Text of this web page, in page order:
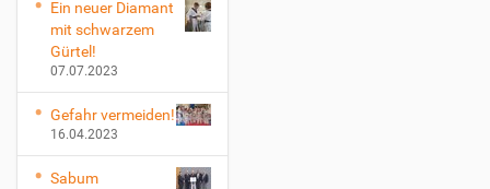
Ein neuer Diamant
mit schwarzem
Gürtel!
07.07.2023
Gefahr vermeiden!
16.04.2023
Sabum